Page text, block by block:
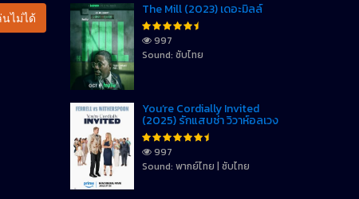
นไม่ได้
The Mill (2023) เดอะมิลล์
997
Sound: ซับไทย
You’re Cordially Invited
(2025) รักแสบซ่า วิวาห์อลเวง
997
Sound: พากย์ไทย | ซับไทย